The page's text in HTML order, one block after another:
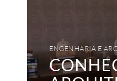
ser
seu
diferencial
ENGENHARIA E